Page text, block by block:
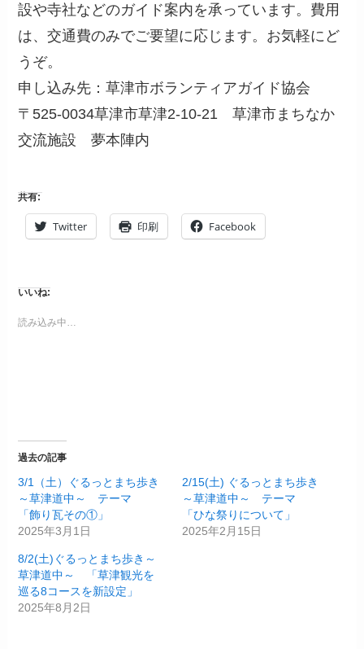
設や寺社などのガイド案内を承っています。費用
は、交通費のみでご要望に応じます。お気軽にど
うぞ。
申し込み先：草津市ボランティアガイド協会
〒525-0034草津市草津2-10-21 草津市まちなか
交流施設 夢本陣内
共有:
Twitter 印刷 Facebook
いいね:
読み込み中…
過去の記事
3/1（土）ぐるっとまち歩き
～草津道中～ テーマ
「飾り瓦その①」
2025年3月1日
2/15(土) ぐるっとまち歩き
～草津道中～ テーマ
「ひな祭りについて」
2025年2月15日
8/2(土)ぐるっとまち歩き～
草津道中～ 「草津観光を
巡る8コースを新設定」
2025年8月2日